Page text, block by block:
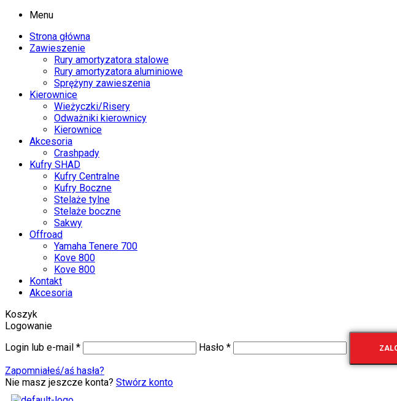
Menu
Strona główna
Zawieszenie
Rury amortyzatora stalowe
Rury amortyzatora aluminiowe
Sprężyny zawieszenia
Kierownice
Wieżyczki/Risery
Odważniki kierownicy
Kierownice
Akcesoria
Crashpady
Kufry SHAD
Kufry Centralne
Kufry Boczne
Stelaże tylne
Stelaże boczne
Sakwy
Offroad
Yamaha Tenere 700
Kove 800
Kove 800
Kontakt
Akcesoria
Koszyk
Logowanie
Login lub e-mail * Hasło *
Zapomniałeś/aś hasła?
Nie masz jeszcze konta? Stwórz konto